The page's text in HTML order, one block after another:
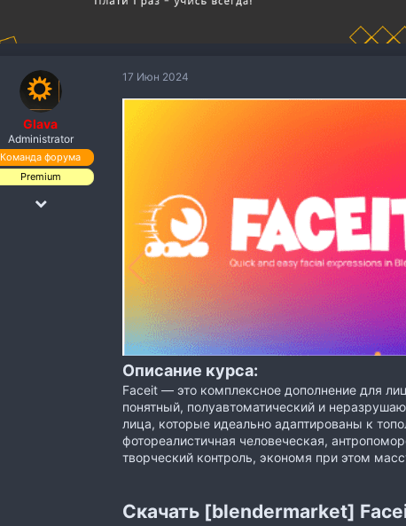
Glava
Administrator
Команда форума
Premium
18 Дек 2018
17 Июн 2024
Описание курса:
Faceit — это комплексное дополнение для
понятный, полуавтоматический и
лица, которые идеально адаптированы к
фотореалистичная человеческая,
творческий контроль, экономя при этом
Скачать [blendermarket]